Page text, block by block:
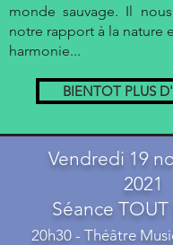
monde sauvage. Il
notre rapport à la nature
harmonie...
BIENTOT PLUS
Vendredi 19
2021
Séance TOUT
20h30 - Théâtre